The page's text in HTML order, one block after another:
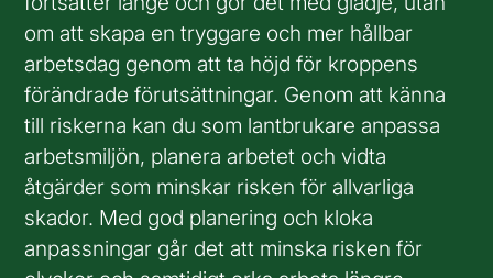
om att skapa en tryggare och mer hållbar
arbetsdag genom att ta höjd för kroppens
förändrade förutsättningar. Genom att känna
till riskerna kan du som lantbrukare anpassa
arbetsmiljön, planera arbetet och vidta
åtgärder som minskar risken för allvarliga
skador. Med god planering och kloka
anpassningar går det att minska risken för